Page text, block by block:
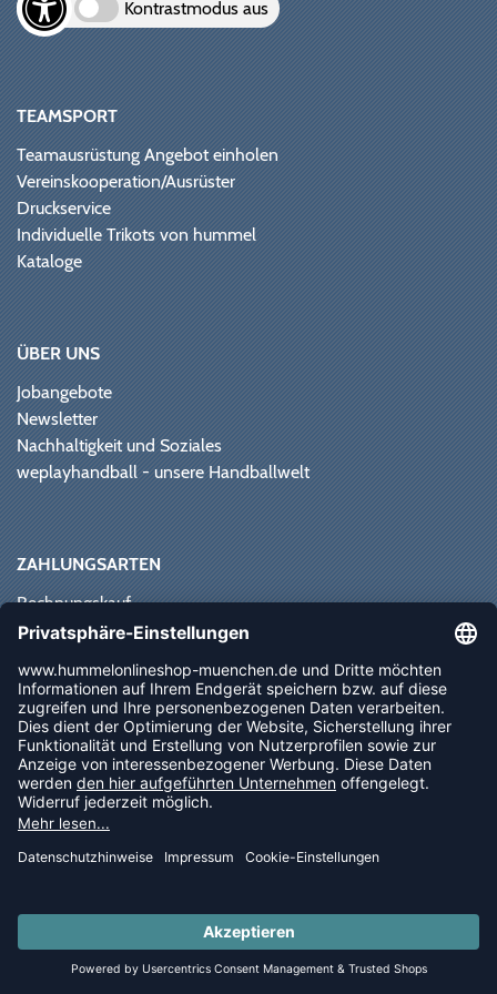
LAST PIECES: Bekleidung - Spare bis zu 65%
Kontrastmodus aus
TEAMSPORT
Teamausrüstung Angebot einholen
Vereinskooperation/Ausrüster
Druckservice
Individuelle Trikots von hummel
Kataloge
ÜBER UNS
Jobangebote
Newsletter
Nachhaltigkeit und Soziales
weplayhandball - unsere Handballwelt
ZAHLUNGSARTEN
Rechnungskauf
Paypal
Vorkasse
Sofortüberweisung
NEWSLETTER